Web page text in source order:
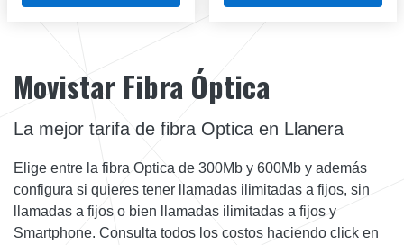
Movistar Fibra Óptica
La mejor tarifa de fibra Optica en Llanera
Elige entre la fibra Optica de 300Mb y 600Mb y además
configura si quieres tener llamadas ilimitadas a fijos, sin
llamadas a fijos o bien llamadas ilimitadas a fijos y
Smartphone. Consulta todos los costos haciendo click en